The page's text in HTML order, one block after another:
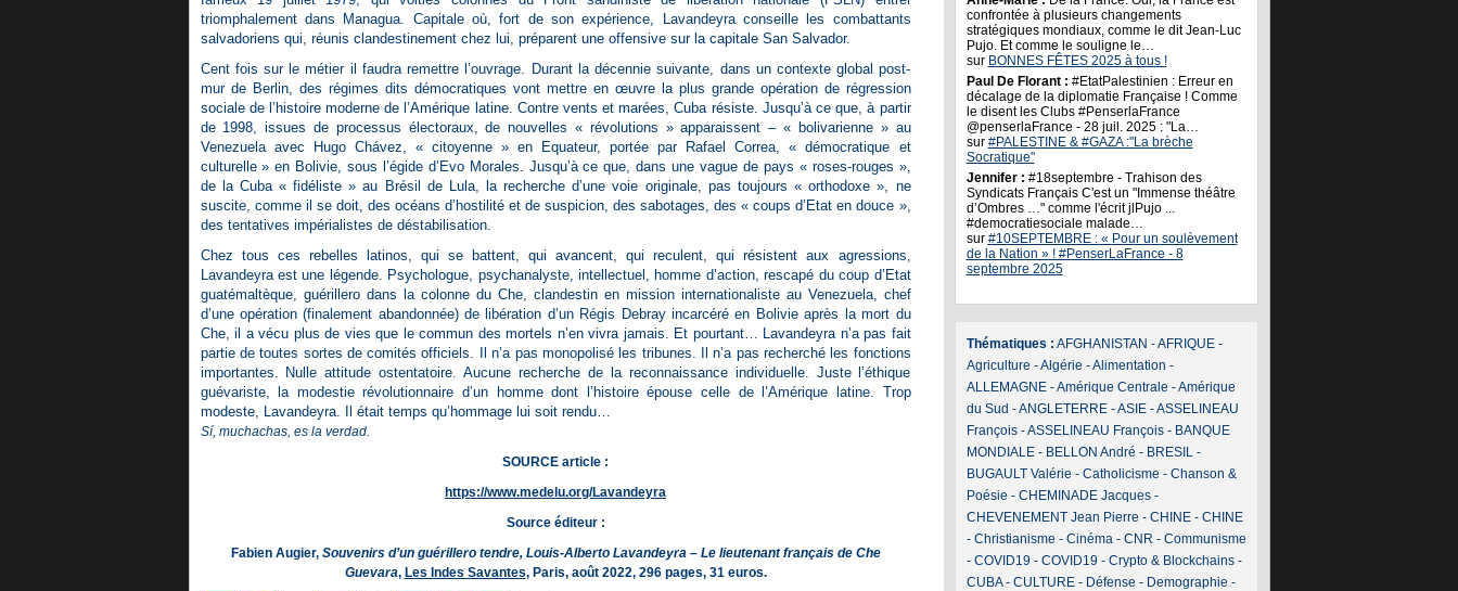
triomphalement dans Managua. Capitale où, fort de son expérience, Lavandeyra conseille les combattants
salvadoriens qui, réunis clandestinement chez lui, préparent une offensive sur la capitale San Salvador.
Cent fois sur le métier il faudra remettre l’ouvrage. Durant la décennie suivante, dans un contexte global post-
mur de Berlin, des régimes dits démocratiques vont mettre en œuvre la plus grande opération de régression
sociale de l’histoire moderne de l’Amérique latine. Contre vents et marées, Cuba résiste. Jusqu’à ce que, à partir
de 1998, issues de processus électoraux, de nouvelles « révolutions » apparaissent – « bolivarienne » au
Venezuela avec Hugo Chávez, « citoyenne » en Equateur, portée par Rafael Correa, « démocratique et
culturelle » en Bolivie, sous l’égide d’Evo Morales. Jusqu’à ce que, dans une vague de pays « roses-rouges »,
de la Cuba « fidéliste » au Brésil de Lula, la recherche d’une voie originale, pas toujours « orthodoxe », ne
suscite, comme il se doit, des océans d’hostilité et de suspicion, des sabotages, des « coups d’Etat en douce »,
des tentatives impérialistes de déstabilisation.
Chez tous ces rebelles latinos, qui se battent, qui avancent, qui reculent, qui résistent aux agressions,
Lavandeyra est une légende. Psychologue, psychanalyste, intellectuel, homme d’action, rescapé du coup d’Etat
guatémaltèque, guérillero dans la colonne du Che, clandestin en mission internationaliste au Venezuela, chef
d’une opération (finalement abandonnée) de libération d’un Régis Debray incarcéré en Bolivie après la mort du
Che, il a vécu plus de vies que le commun des mortels n’en vivra jamais. Et pourtant… Lavandeyra n’a pas fait
partie de toutes sortes de comités officiels. Il n’a pas monopolisé les tribunes. Il n’a pas recherché les fonctions
importantes. Nulle attitude ostentatoire. Aucune recherche de la reconnaissance individuelle. Juste l’éthique
guévariste, la modestie révolutionnaire d’un homme dont l’histoire épouse celle de l’Amérique latine. Trop
modeste, Lavandeyra. Il était temps qu’hommage lui soit rendu…
Sí, muchachas, es la verdad.
SOURCE article :
https://www.medelu.org/Lavandeyra
Source éditeur :
Fabien Augier, Souvenirs d’un guérillero tendre, Louis-Alberto Lavandeyra – Le lieutenant français de Che
Guevara, Les Indes Savantes, Paris, août 2022, 296 pages, 31 euros.
confrontée à plusieurs changements
stratégiques mondiaux, comme le dit Jean-Luc
Pujo. Et comme le souligne le…
sur BONNES FÊTES 2025 à tous !
Paul De Florant : #EtatPalestinien : Erreur en
décalage de la diplomatie Française ! Comme
le disent les Clubs #PenserlaFrance
@penserlaFrance - 28 juil. 2025 : "La…
sur #PALESTINE & #GAZA :"La brèche
Socratique"
Jennifer : #18septembre - Trahison des
Syndicats Français C'est un "Immense théâtre
d’Ombres …" comme l'écrit jlPujo ...
#democratiesociale malade…
sur #10SEPTEMBRE : « Pour un soulèvement
de la Nation » ! #PenserLaFrance - 8
septembre 2025
Thématiques : AFGHANISTAN -AFRIQUE-
Agriculture -Algérie -Alimentation -
ALLEMAGNE-Amérique Centrale -Amérique
du Sud -ANGLETERRE-ASIE-ASSELINEAU
François-ASSELINEAU François- BANQUE
MONDIALE- BELLON André - BRESIL-
BUGAULT Valérie - Catholicisme - Chanson &
Poésie - CHEMINADE Jacques-
CHEVENEMENT Jean Pierre - CHINE- CHINE
- Christianisme - Cinéma- CNR - Communisme
- COVID19 - COVID19 - Crypto & Blockchains-
CUBA- CULTURE- Défense - Demographie -